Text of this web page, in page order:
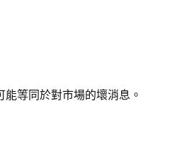
等同於對市場的壞消息。